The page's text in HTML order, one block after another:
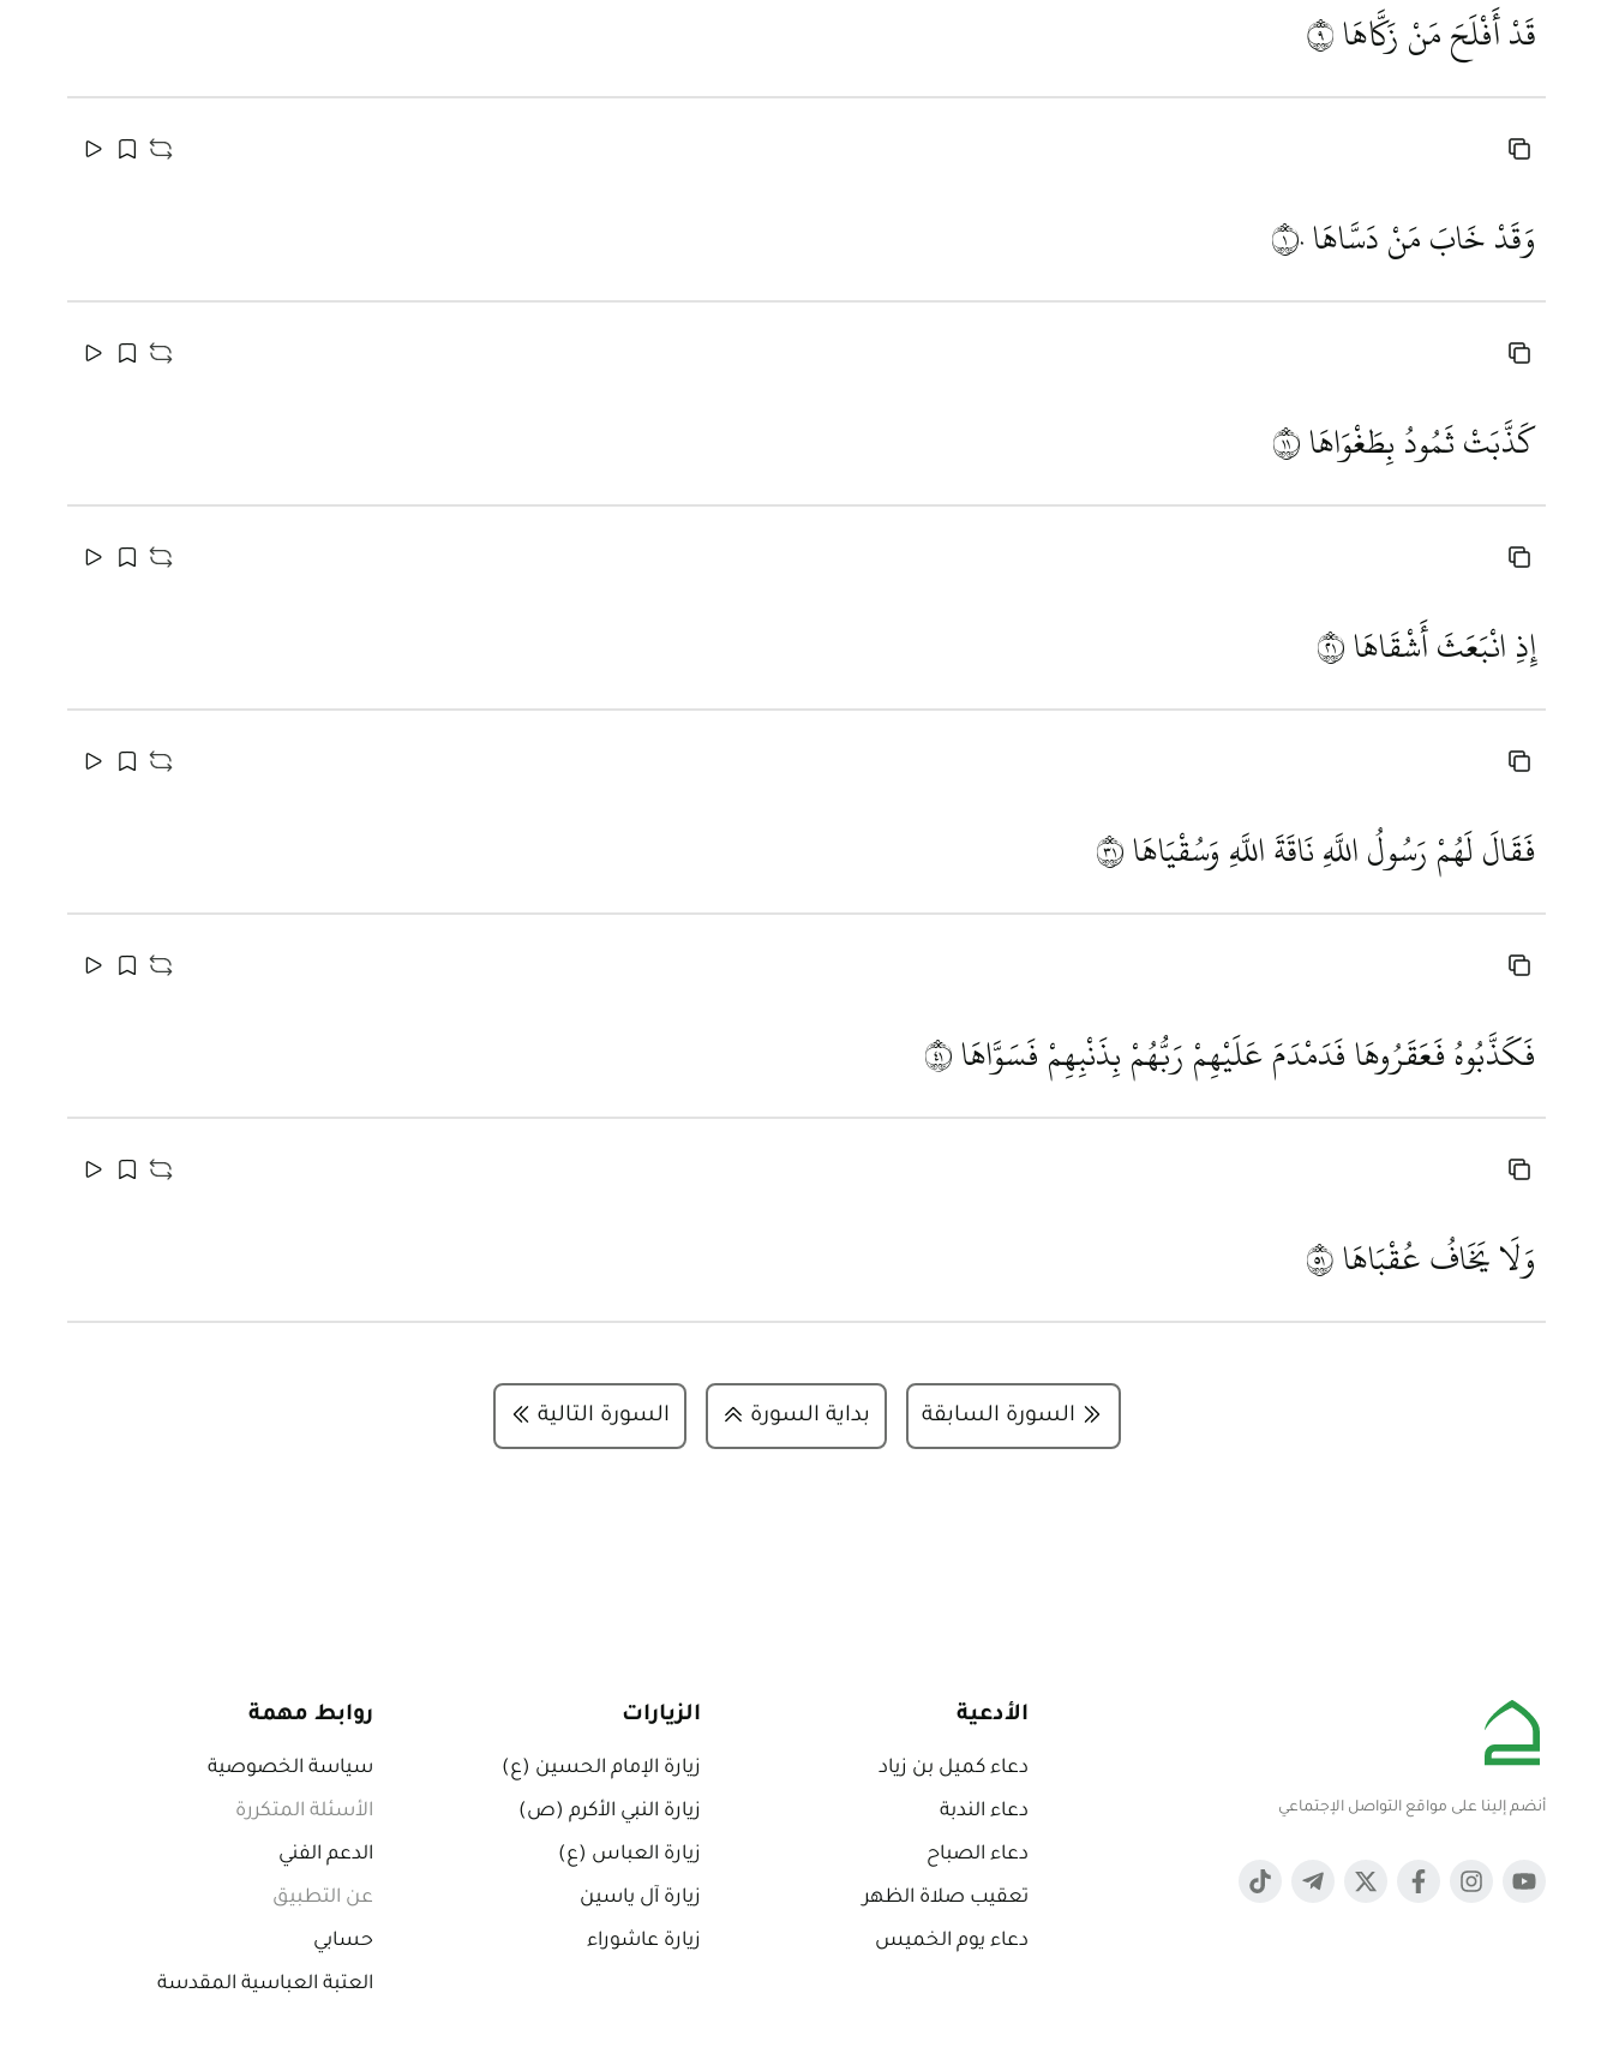
قَدْ أَفْلَحَ مَنْ زَكَّاهَا٩
وَقَدْ خَابَ مَنْ دَسَّاهَا١٠
كَذَّبَتْ ثَمُودُ بِطَغْوَاهَا١١
إِذِ انْبَعَثَ أَشْقَاهَا١٢
فَقَالَ لَهُمْ رَسُولُ اللَّهِ نَاقَةَ اللَّهِ وَسُقْيَاهَا١٣
فَكَذَّبُوهُ فَعَقَرُوهَا فَدَمْدَمَ عَلَيْهِمْ رَبُّهُمْ بِذَنْبِهِمْ فَسَوَّاهَا١٤
وَلَا يَخَافُ عُقْبَاهَا١٥
السورة السابقة بداية السورة السورة التالية
أنضم إلينا على مواقع التواصل الإجتماعي
الأدعية
دعاء كميل بن زياد
دعاء الندبة
دعاء الصباح
تعقيب صلاة الظهر
دعاء يوم الخميس
الزيارات
زيارة الإمام الحسين (ع)
زيارة النبي الأكرم (ص)
زيارة العباس (ع)
زيارة آل ياسين
زيارة عاشوراء
روابط مهمة
سياسة الخصوصية
الأسئلة المتكررة
الدعم الفني
عن التطبيق
حسابي
العتبة العباسية المقدسة